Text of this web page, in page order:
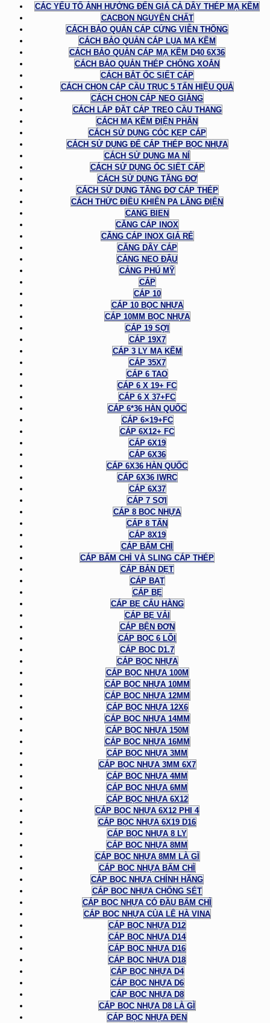
CÁC YẾU TỐ ẢNH HƯỞNG ĐẾN GIÁ CẢ DÂY THÉP MẠ KẼM
CACBON NGUYÊN CHẤT
CÁCH BẢO QUẢN CÁP CỨNG VIỄN THÔNG
CÁCH BẢO QUẢN CÁP LỤA MẠ KẼM
CÁCH BẢO QUẢN CÁP MẠ KẼM D40 6X36
CÁCH BẢO QUẢN THÉP CHỐNG XOẮN
CÁCH BẮT ỐC SIẾT CÁP
CÁCH CHỌN CÁP CẦU TRỤC 5 TẤN HIỆU QUẢ
CÁCH CHỌN CÁP NEO GIẰNG
CÁCH LẮP ĐẶT CÁP TREO CẦU THANG
CÁCH MẠ KẼM ĐIỆN PHÂN
CÁCH SỬ DỤNG CÓC KẸP CÁP
CÁCH SỬ DỤNG ĐỂ CÁP THÉP BỌC NHỰA
CÁCH SỬ DỤNG MA NÍ
CÁCH SỬ DỤNG ỐC SIẾT CÁP
CÁCH SỬ DỤNG TĂNG ĐƠ
CÁCH SỬ DỤNG TĂNG ĐƠ CÁP THÉP
CÁCH THỨC ĐIỀU KHIỂN PA LĂNG ĐIỆN
CANG BIEN
CĂNG CÁP INOX
CĂNG CÁP INOX GIÁ RẺ
CĂNG DÂY CÁP
CẢNG NEO ĐẬU
CẢNG PHÚ MỸ
CÁP
CÁP 10
CÁP 10 BỌC NHỰA
CÁP 10MM BỌC NHỰA
CÁP 19 SỢI
CÁP 19X7
CÁP 3 LY MẠ KẼM
CÁP 35X7
CÁP 6 TAO
CÁP 6 X 19+ FC
CÁP 6 X 37+FC
CÁP 6*36 HÀN QUỐC
CÁP 6×19+FC
CÁP 6X12+ FC
CÁP 6X19
CÁP 6X36
CÁP 6X36 HÀN QUỐC
CÁP 6X36 IWRC
CÁP 6X37
CÁP 7 SỢI
CÁP 8 BỌC NHỰA
CÁP 8 TẤN
CÁP 8X19
CÁP BẤM CHÌ
CÁP BẤM CHÌ VÀ SLING CÁP THÉP
CÁP BẢN DẸT
CÁP BẠT
CÁP BẸ
CÁP BẸ CẨU HÀNG
CÁP BẸ VẢI
CÁP BỆN ĐƠN
CÁP BỌC 6 LÕI
CÁP BỌC D1.7
CÁP BỌC NHỰA
CÁP BỌC NHỰA 100M
CÁP BỌC NHỰA 10MM
CÁP BỌC NHỰA 12MM
CÁP BỌC NHỰA 12X6
CÁP BỌC NHỰA 14MM
CÁP BỌC NHỰA 150M
CÁP BỌC NHỰA 16MM
CÁP BỌC NHỰA 3MM
CÁP BỌC NHỰA 3MM 6X7
CÁP BỌC NHỰA 4MM
CÁP BỌC NHỰA 6MM
CÁP BỌC NHỰA 6X12
CÁP BỌC NHỰA 6X12 PHI 4
CÁP BỌC NHỰA 6X19 D16
CÁP BỌC NHỰA 8 LY
CÁP BỌC NHỰA 8MM
CÁP BỌC NHỰA 8MM LÀ GÌ
CÁP BỌC NHỰA BẤM CHÌ
CÁP BỌC NHỰA CHÍNH HÃNG
CÁP BỌC NHỰA CHỐNG SÉT
CÁP BỌC NHỰA CÓ ĐẦU BẤM CHÌ
CÁP BỌC NHỰA CỦA LÊ HÀ VINA
CÁP BỌC NHỰA D12
CÁP BỌC NHỰA D14
CÁP BỌC NHỰA D16
CÁP BỌC NHỰA D18
CÁP BỌC NHỰA D4
CÁP BỌC NHỰA D6
CÁP BỌC NHỰA D8
CÁP BỌC NHỰA D8 LÀ GÌ
CÁP BỌC NHỰA ĐEN